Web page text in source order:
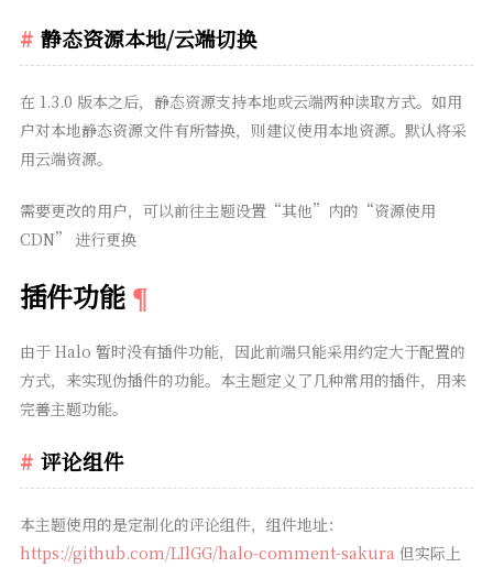
静态资源本地/云端切换
在 1.3.0 版本之后，静态资源支持本地或云端两种读取方式。如用
户对本地静态资源文件有所替换，则建议使用本地资源。默认将采
用云端资源。
需要更改的用户，可以前往主题设置“其他”内的“资源使用
CDN” 进行更换
插件功能
由于 Halo 暂时没有插件功能，因此前端只能采用约定大于配置的
方式，来实现伪插件的功能。本主题定义了几种常用的插件，用来
完善主题功能。
评论组件
本主题使用的是定制化的评论组件，组件地址：
https://github.com/LIlGG/halo-comment-sakura 但实际上